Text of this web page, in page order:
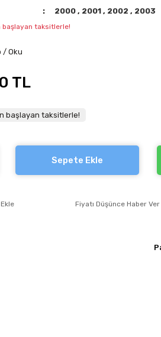
2000, 2001, 2002, 2003
başlayan taksitlerle!
/ Oku
TL
başlayan taksitlerle!
Sepete Ekle
Fiyatı Düşünce Haber Ver